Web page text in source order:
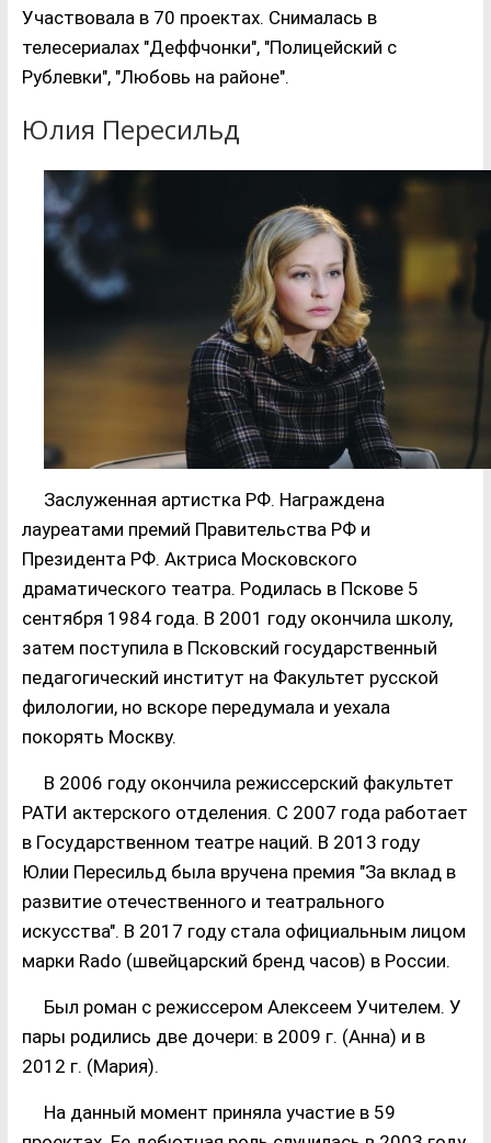
Участвовала в 70 проектах. Снималась в
телесериалах "Деффчонки", "Полицейский с
Рублевки", "Любовь на районе".
Юлия Пересильд
Заслуженная артистка РФ. Награждена
лауреатами премий Правительства РФ и
Президента РФ. Актриса Московского
драматического театра. Родилась в Пскове 5
сентября 1984 года. В 2001 году окончила школу,
затем поступила в Псковский государственный
педагогический институт на Факультет русской
филологии, но вскоре передумала и уехала
покорять Москву.
В 2006 году окончила режиссерский факультет
РАТИ актерского отделения. С 2007 года работает
в Государственном театре наций. В 2013 году
Юлии Пересильд была вручена премия "За вклад в
развитие отечественного и театрального
искусства". В 2017 году стала официальным лицом
марки Rado (швейцарский бренд часов) в России.
Был роман с режиссером Алексеем Учителем. У
пары родились две дочери: в 2009 г. (Анна) и в
2012 г. (Мария).
На данный момент приняла участие в 59